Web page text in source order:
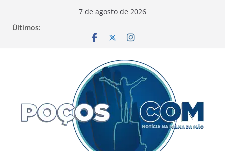
7 de agosto de 2026
Últimos: